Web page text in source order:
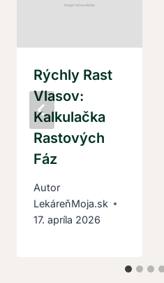
Rýchly Rast
Vlasov:
Kalkulačka
Rastových
Fáz
Autor
LekáreňMoja.sk
17. apríla 2026